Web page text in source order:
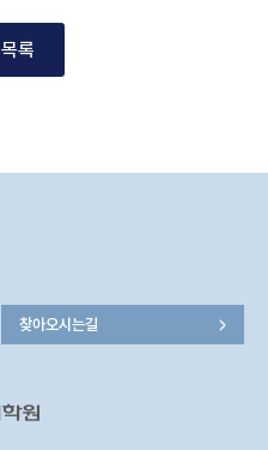
목록
찾아오시는길